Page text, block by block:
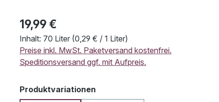
19,99 €
Inhalt: 70 Liter (0,29 € / 1 Liter)
Preise inkl. MwSt. Paketversand kostenfrei.
Speditionsversand ggf. mit Aufpreis.
Produktvariationen